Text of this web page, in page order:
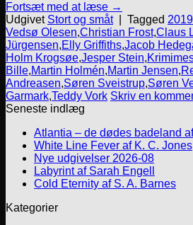
Fortsæt med at læse →
Udgivet Stort og småt Tagged 2019
Vedsø Olesen,Christian Frost,Claus
Jürgensen,Elly Griffiths,Jacob
Holm Krogsøe,Jesper Stein,
Bille,Martin Holmén,Martin Jensen,
Andreasen,Søren Sveistrup,Søren
Garmark,Teddy Vork Skriv en
Seneste indlæg
Atlantia – de dødes badeland
White Line Fever af K. C. Jones
Nye udgivelser 2026-08
Labyrint af Sarah Engell
Cold Eternity af S. A. Barnes
Kategorier